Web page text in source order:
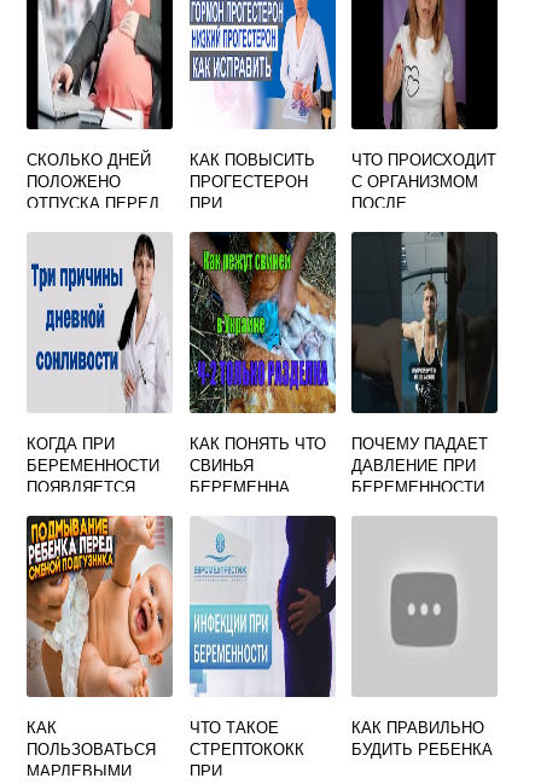
СКОЛЬКО ДНЕЙ
ПОЛОЖЕНО
ОТПУСКА ПЕРЕД
БЕРЕМЕННОЙ
КАК ПОВЫСИТЬ
ПРОГЕСТЕРОН
ПРИ
ЧТО ПРОИСХОДИТ
С ОРГАНИЗМОМ
ПОСЛЕ
ГРУДНОГО
ВСКАРМЛИВАНИЯ
ЖЕНЩИНЫ
КОГДА ПРИ
БЕРЕМЕННОСТИ
ПОЯВЛЯЕТСЯ
КАК ПОНЯТЬ ЧТО
СВИНЬЯ
БЕРЕМЕННА
ПОЧЕМУ ПАДАЕТ
ДАВЛЕНИЕ ПРИ
БЕРЕМЕННОСТИ
КАК
ПОЛЬЗОВАТЬСЯ
МАРЛЕВЫМИ
ЧТО ТАКОЕ
СТРЕПТОКОКК
ПРИ
КАК ПРАВИЛЬНО
БУДИТЬ РЕБЕНКА